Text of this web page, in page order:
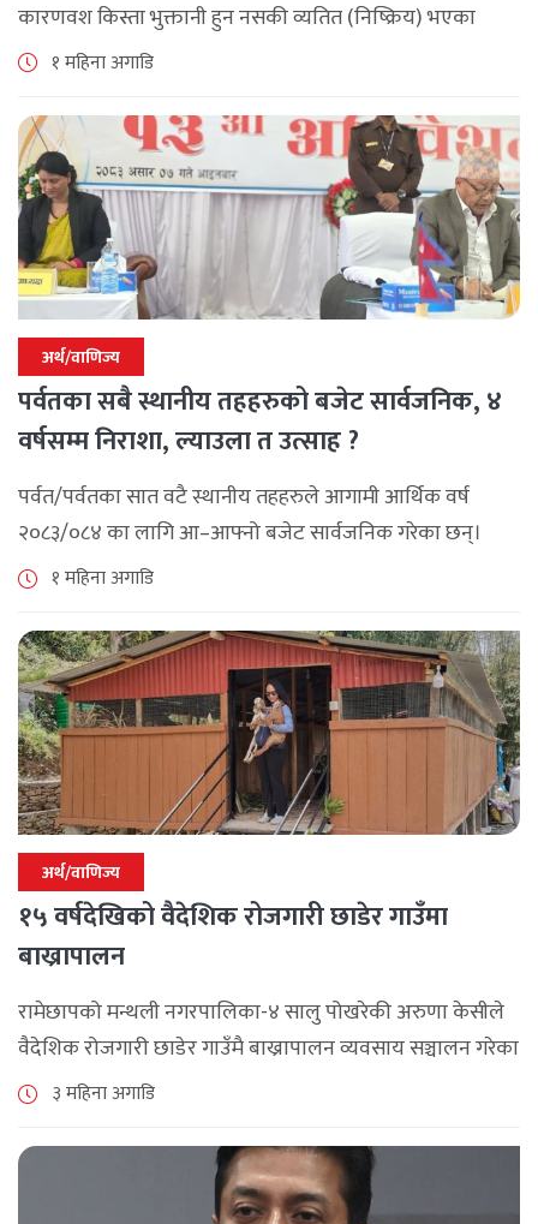
कारणवश किस्ता भुक्तानी हुन नसकी व्यतित (निष्क्रिय) भएका
बीमालेख पुनर्जागरण गर्दा लाग्ने शतप्रतिशत विलम्ब शुल्क (ब्याज)
१ महिना अगाडि
अर्थ/वाणिज्य
पर्वतका सबै स्थानीय तहहरुको बजेट सार्वजनिक, ४
वर्षसम्म निराशा, ल्याउला त उत्साह ?
पर्वत/पर्वतका सात वटै स्थानीय तहहरुले आगामी आर्थिक वर्ष
२०८३/०८४ का लागि आ–आफ्नो बजेट सार्वजनिक गरेका छन्।
२०७९ सालमा निर्वाचित भएपछि आएका जनप्रतिनिधीले ल्याएको
१ महिना अगाडि
अर्थ/वाणिज्य
१५ वर्षदेखिको वैदेशिक रोजगारी छाडेर गाउँमा
बाख्रापालन
रामेछापको मन्थली नगरपालिका-४ सालु पोखरेकी अरुणा केसीले
वैदेशिक रोजगारी छाडेर गाउँमै बाख्रापालन व्यवसाय सञ्चालन गरेका
छन् । चार वर्ष बेलायत र ११ वर्ष दुबई र कतारमा रोजगारीमा गरेकी
३ महिना अगाडि